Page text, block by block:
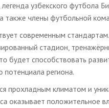
узбекского футбола
члены футбольной
современным
стадион,
будет способствовать
региона.
прохладным климатом и
оказывает положительное